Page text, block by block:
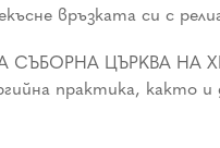
връзката си с
ЦЪРКВА НА
практика, както и